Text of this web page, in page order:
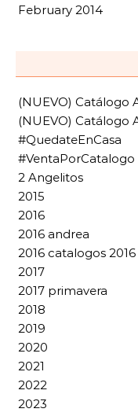
February 2014
(NUEVO) Catálogo
(NUEVO) Catálogo
#QuedateEnCasa
#VentaPorCatalogo
2 Angelitos
2015
2016
2016 andrea
2016 catalogos
2017
2017 primavera
2018
2019
2020
2021
2022
2023